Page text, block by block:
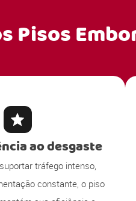
Pisos
ao desgaste
tráfego intenso,
constante, o piso